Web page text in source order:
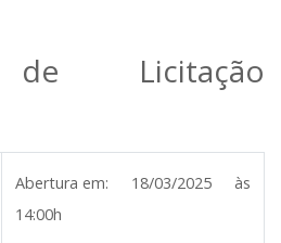
de Licitação
Abertura em:
18/03/2025 às
14:00h